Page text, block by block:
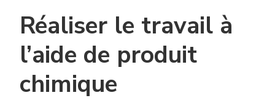
Réaliser le travail à
l’aide de produit
chimique